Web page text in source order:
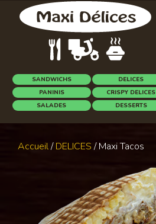
SANDWICHS
PANINIS
SALADES
DELICES
CRISPY DELICES
DESSERTS
Accueil/DELICES/ Maxi Tacos